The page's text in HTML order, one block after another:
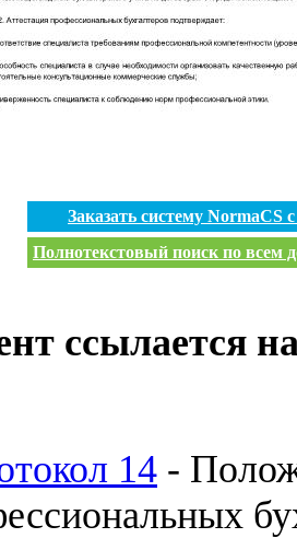
Заказать систему
Полнотекстовый поиск по всем
ссылается
14 -